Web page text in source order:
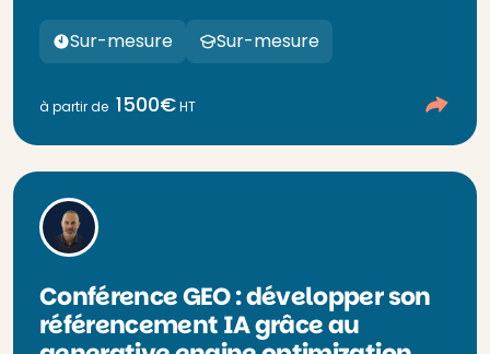
Sur-mesure Sur-mesure
à partir de 1500€HT
Conférence GEO : développer son
référencement IA grâce au